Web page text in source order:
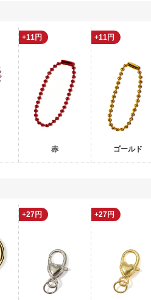
赤
+11円
ゴールド
+11円
+27円 +27円